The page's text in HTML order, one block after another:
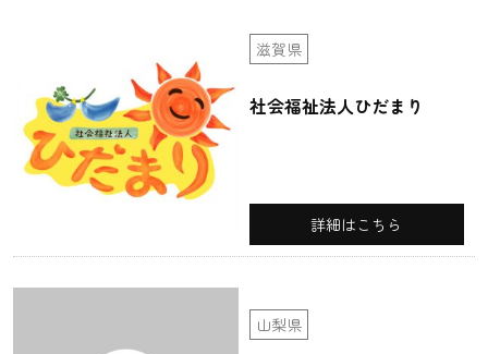
滋賀県
社会福祉法人ひだまり
詳細はこちら
山梨県